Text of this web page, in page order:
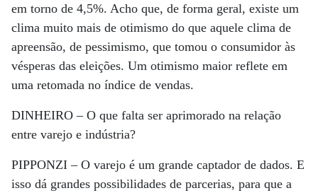
em torno de 4,5%. Acho que, de forma geral, existe um
clima muito mais de otimismo do que aquele clima de
apreensão, de pessimismo, que tomou o consumidor às
vésperas das eleições. Um otimismo maior reflete em
uma retomada no índice de vendas.
DINHEIRO –O que falta ser aprimorado na relação
entre varejo e indústria?
PIPPONZI –O varejo é um grande captador de dados. E
isso dá grandes possibilidades de parcerias, para que a